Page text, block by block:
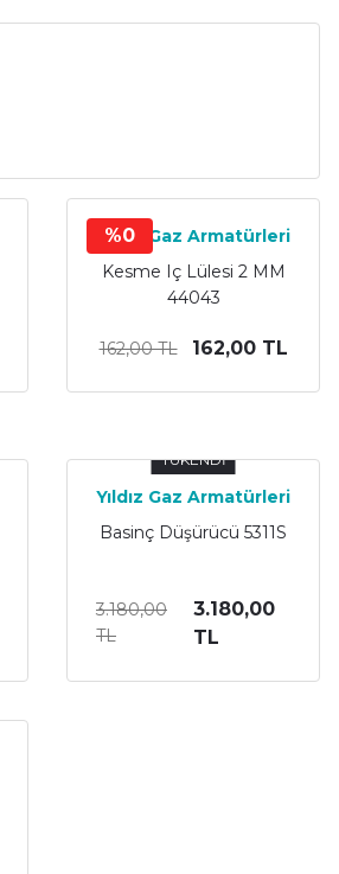
%0
Yıldız Gaz Armatürleri
Kesme Iç Lülesi 2 MM
44043
162,00 TL 162,00 TL
TÜKENDİ
Yıldız Gaz Armatürleri
Basinç Düşürücü 5311S
3.180,00
TL
3.180,00
TL